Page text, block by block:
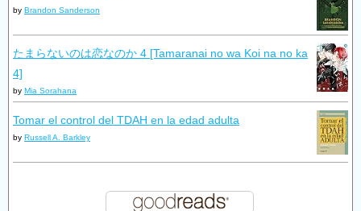
by Brandon Sanderson
たまらないのは恋なのか 4 [Tamaranai no wa Koi na no ka
4]
by Mia Sorahana
Tomar el control del TDAH en la edad adulta
by Russell A. Barkley